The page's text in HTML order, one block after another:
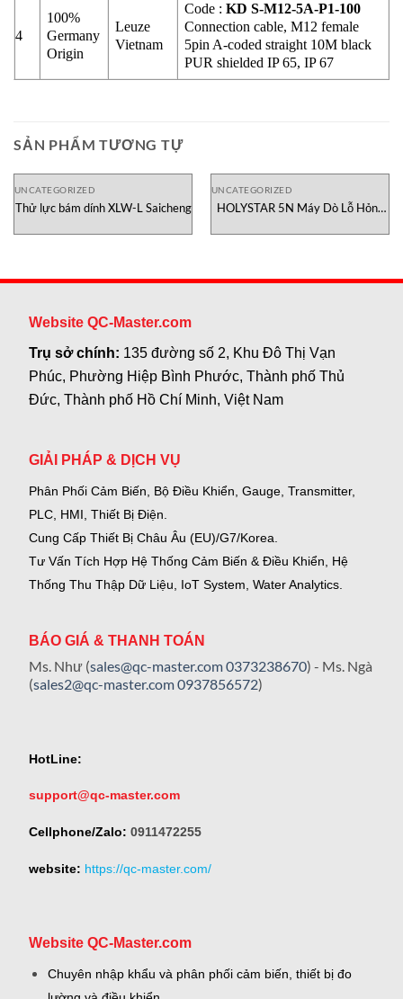
4
100%
Germany
Origin
Leuze
Vietnam
Code :KD S-M12-5A-P1-100
Connection cable, M12 female
5pin A-coded straight 10M black
PUR shielded IP 65, IP 67
SẢN PHẨM TƯƠNG TỰ
UNCATEGORIZED
Thử lực bám dính XLW-L Saicheng
UNCATEGORIZED
HOLYSTAR 5N Máy Dò Lỗ Hỏng
Website QC-Master.com
Trụ sở chính: 135 đường số 2, Khu Đô Thị Vạn
Phúc, Phường Hiệp Bình Phước, Thành phố Thủ
Đức, Thành phố Hồ Chí Minh, Việt Nam
GIẢI PHÁP & DỊCH VỤ
Phân Phối Cảm Biến, Bộ Điều Khiển, Gauge, Transmitter,
PLC, HMI, Thiết Bị Điện.
Cung Cấp Thiết Bị Châu Âu (EU)/G7/Korea.
Tư Vấn Tích Hợp Hệ Thống Cảm Biến & Điều Khiển, Hệ
Thống Thu Thập Dữ Liệu, IoT System, Water Analytics.
BÁO GIÁ & THANH TOÁN
Ms. Như (sales@qc-master.com0373238670) - Ms. Ngà
(sales2@qc-master.com0937856572)
HotLine:
support@qc-master.com
Cellphone/Zalo: 0911472255
website: https://qc-master.com/
Website QC-Master.com
Chuyên nhập khẩu và phân phối cảm biến, thiết bị đo